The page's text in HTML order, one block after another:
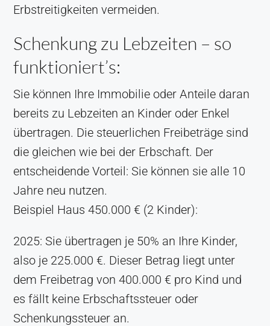
Erbstreitigkeiten vermeiden.
Schenkung zu Lebzeiten – so
funktioniert’s:
Sie können Ihre Immobilie oder Anteile daran
bereits zu Lebzeiten an Kinder oder Enkel
übertragen. Die steuerlichen Freibeträge sind
die gleichen wie bei der Erbschaft. Der
entscheidende Vorteil: Sie können sie alle 10
Jahre neu nutzen.
Beispiel Haus 450.000 € (2 Kinder):
2025: Sie übertragen je 50% an Ihre Kinder,
also je 225.000 €. Dieser Betrag liegt unter
dem Freibetrag von 400.000 € pro Kind und
es fällt keine Erbschaftssteuer oder
Schenkungssteuer an.